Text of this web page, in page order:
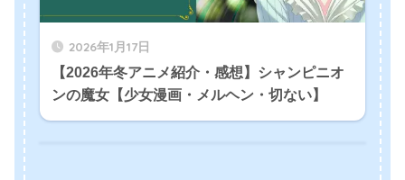
2026年1月17日
【2026年冬アニメ紹介・感想】シャンピニオ
ンの魔女【少女漫画・メルヘン・切ない】